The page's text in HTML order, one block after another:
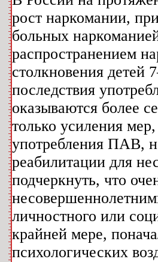
рост наркомании,
больных
распространением
столкновения детей
последствия
оказываются более
только усиления
употребления ПАВ,
реабилитации для
подчеркнуть, что
личностного или
крайней мере,
психологических